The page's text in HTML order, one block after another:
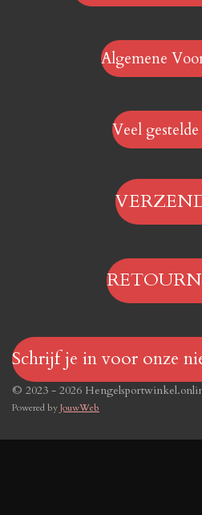
Algemene
Veel
Schrijf je in voor onze
© 2023 - 2026
Powered byJouwWeb